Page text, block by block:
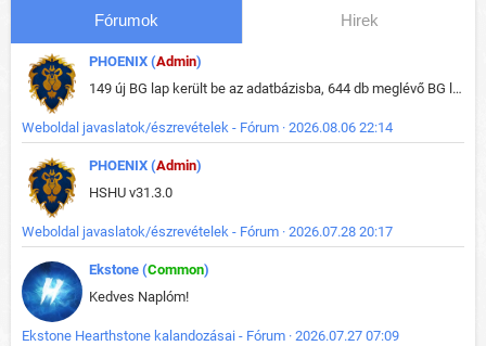
Fórumok Hirek
PHOENIX (Admin)
149 új BG lap került be az adatbázisba, 644 db meglévő BG lap módosult, bekerültek az új képek a megváltozott lapokhoz is.
Weboldal javaslatok/észrevételek - Fórum · 2026.08.06 22:14
PHOENIX (Admin)
HSHU v31.3.0
Weboldal javaslatok/észrevételek - Fórum · 2026.07.28 20:17
Ekstone (Common)
Kedves Naplóm!
Ekstone Hearthstone kalandozásai - Fórum · 2026.07.27 07:09